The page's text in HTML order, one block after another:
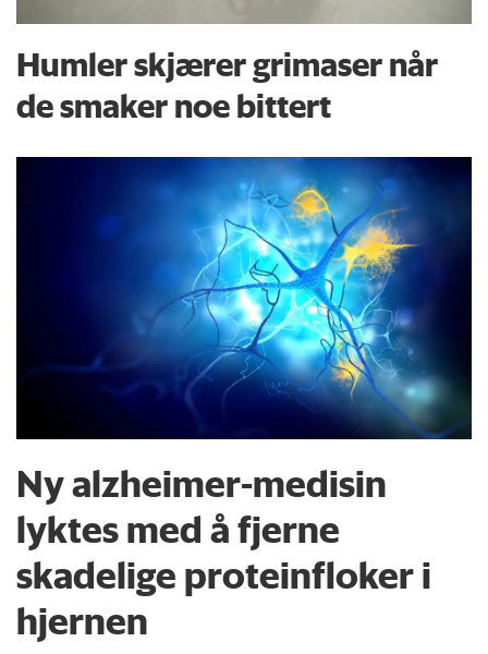
Humler skjærer grimaser når
de smaker noe bittert
Ny alzheimer-medisin
lyktes med å fjerne
skadelige proteinfloker i
hjernen